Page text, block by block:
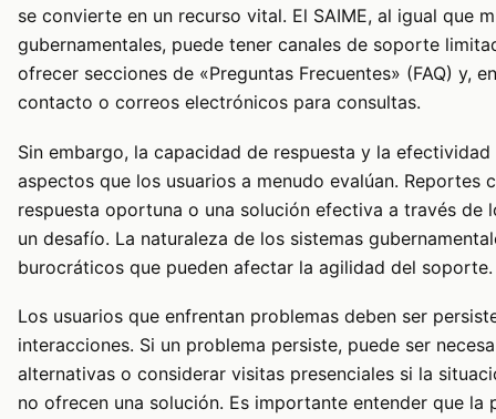
se convierte en un recurso vital. El SAIME, al igual que
gubernamentales, puede tener canales de soporte
ofrecer secciones de «Preguntas Frecuentes» (FAQ) y,
contacto o correos electrónicos para consultas.
Sin embargo, la capacidad de respuesta y la
aspectos que los usuarios a menudo evalúan. Reportes
respuesta oportuna o una solución efectiva a través de
un desafío. La naturaleza de los sistemas
burocráticos que pueden afectar la agilidad del soporte.
Los usuarios que enfrentan problemas deben ser
interacciones. Si un problema persiste, puede ser
alternativas o considerar visitas presenciales si la
no ofrecen una solución. Es importante entender que